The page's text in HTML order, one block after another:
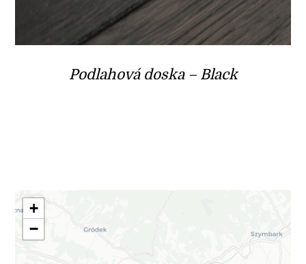
Podlahová doska – Black
+
−